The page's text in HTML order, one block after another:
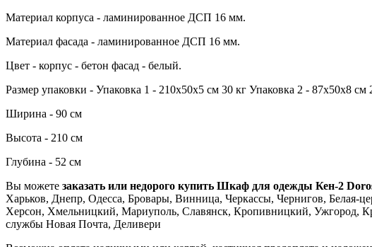
Материал корпуса - ламинированное ДСП 16 мм.
Материал фасада - ламинированное ДСП 16 мм.
Цвет - корпус - бетон фасад - белый.
Размер упаковки - Упаковка 1 - 210х50х5 см 30 кг Упаковка 2 - 87х50х8
Ширина - 90 см
Высота - 210 см
Глубина - 52 см
Вы можете заказать или недорого купить Шкаф для одежды Кен-2
Харьков, Днепр, Одесса, Бровары, Винница, Черкассы, Чернигов, Белая-
Херсон, Хмельницкий, Мариуполь, Славянск, Кропивницкий, Ужгород,
службы Новая Почта, Деливери